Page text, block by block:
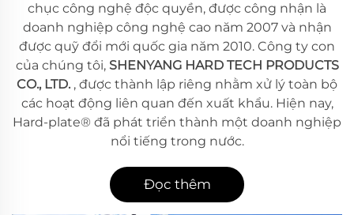
chục công nghệ độc quyền, được công nhận là
doanh nghiệp công nghệ cao năm 2007 và nhận
được quỹ đổi mới quốc gia năm 2010. Công ty con
của chúng tôi, SHENYANG HARD TECH PRODUCTS
CO., LTD. , được thành lập riêng nhằm xử lý toàn bộ
các hoạt động liên quan đến xuất khẩu. Hiện nay,
Hard-plate® đã phát triển thành một doanh nghiệp
nổi tiếng trong nước.
Đọc thêm